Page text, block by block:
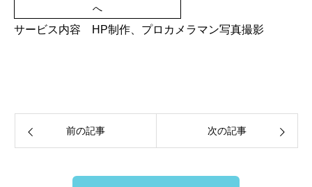
へ
サービス内容 HP制作、プロカメラマン写真撮影
前の記事 次の記事